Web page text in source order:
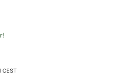
CEST